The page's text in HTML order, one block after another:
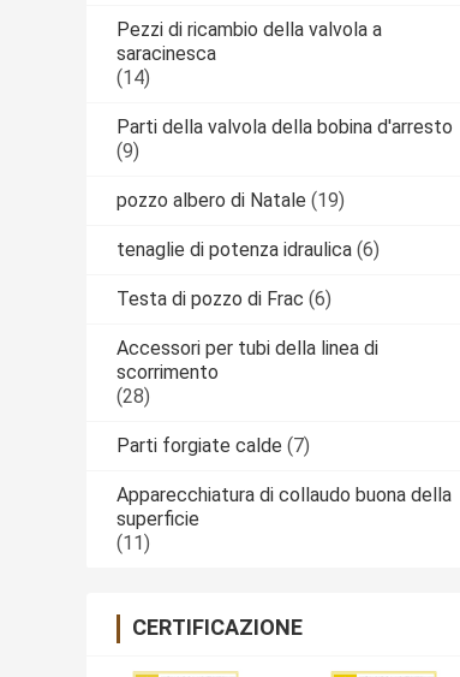
Pezzi di ricambio della valvola a
saracinesca
(14)
Parti della valvola della bobina d'arresto
(9)
pozzo albero di Natale (19)
tenaglie di potenza idraulica (6)
Testa di pozzo di Frac (6)
Accessori per tubi della linea di
scorrimento
(28)
Parti forgiate calde (7)
Apparecchiatura di collaudo buona della
superficie
(11)
CERTIFICAZIONE